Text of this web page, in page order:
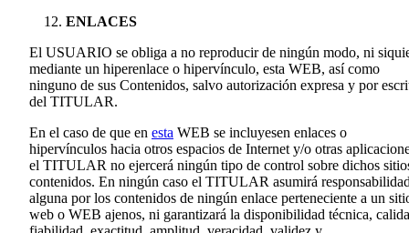
ENLACES
El USUARIO se obliga a no reproducir de ningún modo, ni
mediante un hiperenlace o hipervínculo, esta WEB, así como
ninguno de sus Contenidos, salvo autorización expresa y por
del TITULAR.
En el caso de que en esta WEB se incluyesen enlaces o
hipervínculos hacia otros espacios de Internet y/o otras
el TITULAR no ejercerá ningún tipo de control sobre dichos
contenidos. En ningún caso el TITULAR asumirá
alguna por los contenidos de ningún enlace perteneciente a un
web o WEB ajenos, ni garantizará la disponibilidad técnica,